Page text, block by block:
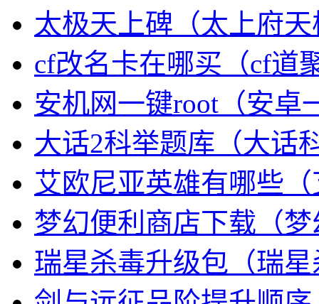
太极天上碑（太上府天
cf改名卡在哪买（cf道
安机网一键root（安卓
大话2科举题库（大话
艾欧尼亚英雄有哪些
梦幻便利商店下载（
瑞星杀毒升级包（瑞